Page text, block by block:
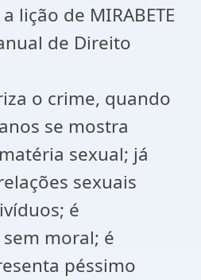
lição de MIRABETE
de Direito
o crime, quando
se mostra
sexual; já
sexuais
é
moral; é
péssimo